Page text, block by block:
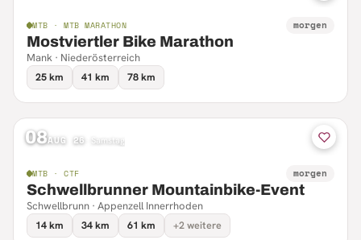
MTB · MTB MARATHON morgen
Mostviertler Bike Marathon
Mank · Niederösterreich
25 km
41 km 78 km
08AUG 26 Samstag
MTB · CTF morgen
Schwellbrunner Mountainbike-Event
Schwellbrunn · Appenzell Innerrhoden
14 km
34 km 61 km +2 weitere